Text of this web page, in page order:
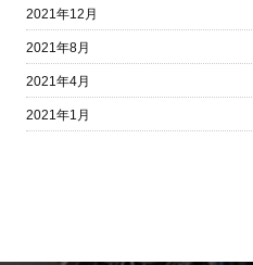
2021年12月
2021年8月
2021年4月
2021年1月